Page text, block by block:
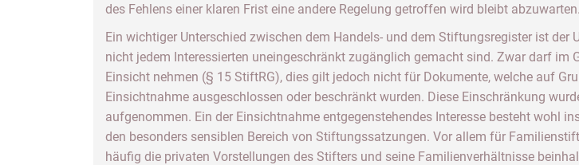
des Fehlens einer klaren Frist eine andere Regelung getroffen wird bleibt abzuwarten.
Ein wichtiger Unterschied zwischen dem Handels- und dem Stiftungsregister ist
nicht jedem Interessierten uneingeschränkt zugänglich gemacht sind. Zwar darf im
Einsicht nehmen (§ 15 StiftRG), dies gilt jedoch nicht für Dokumente, welche auf
Einsichtnahme ausgeschlossen oder beschränkt wurden. Diese Einschränkung
aufgenommen. Ein der Einsichtnahme entgegenstehendes Interesse besteht wohl
den besonders sensiblen Bereich von Stiftungssatzungen. Vor allem für
häufig die privaten Vorstellungen des Stifters und seine Familienverhältnisse